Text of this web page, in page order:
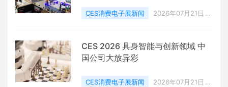
CES消费电子展新闻
2026年07月21日
CES 2026 具身智能与创新领域 中
国公司大放异彩
CES消费电子展新闻
2026年07月21日